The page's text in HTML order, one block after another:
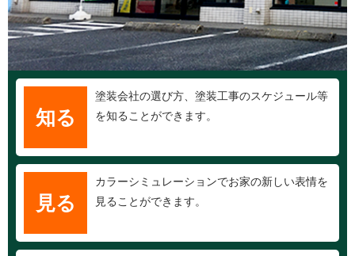
知る
塗装会社の選び方、塗装工事のスケジュール等
を知ることができます。
見る
カラーシミュレーションでお家の新しい表情を
見ることができます。